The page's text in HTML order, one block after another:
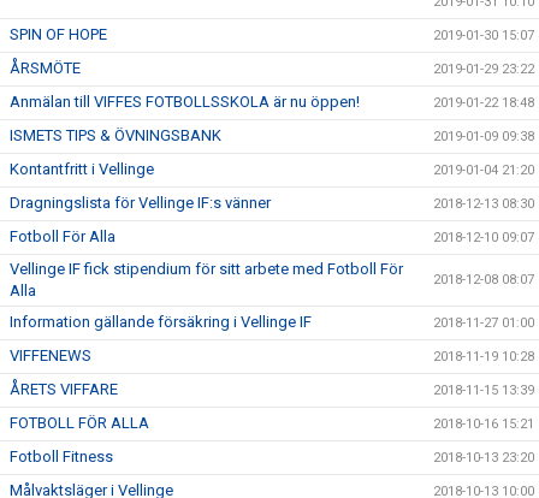
SPIN OF HOPE 2019-01-30 15:07
ÅRSMÖTE 2019-01-29 23:22
Anmälan till VIFFES FOTBOLLSSKOLA är nu öppen! 2019-01-22 18:48
ISMETS TIPS & ÖVNINGSBANK 2019-01-09 09:38
Kontantfritt i Vellinge 2019-01-04 21:20
Dragningslista för Vellinge IF:s vänner 2018-12-13 08:30
Fotboll För Alla 2018-12-10 09:07
Vellinge IF fick stipendium för sitt arbete med Fotboll För
Alla
2018-12-08 08:07
Information gällande försäkring i Vellinge IF 2018-11-27 01:00
VIFFENEWS 2018-11-19 10:28
ÅRETS VIFFARE 2018-11-15 13:39
FOTBOLL FÖR ALLA 2018-10-16 15:21
Fotboll Fitness 2018-10-13 23:20
Målvaktsläger i Vellinge 2018-10-13 10:00